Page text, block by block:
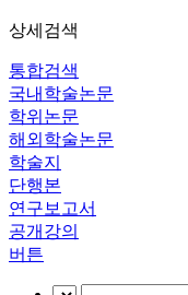
상세검색
통합검색
국내학술논문
학위논문
해외학술논문
학술지
단행본
연구보고서
공개강의
버튼